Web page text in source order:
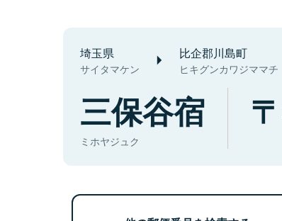
埼玉県
サイタマケン
比企郡川島町
ヒキグンカワジママチ
三保谷宿
ミホヤジュク